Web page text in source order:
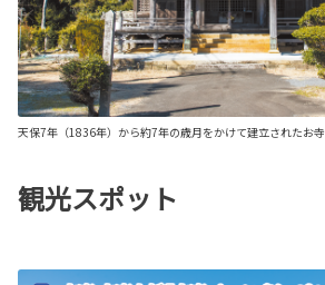
天保7年（1836年）から約7年の歳月をかけて建立されたお寺
観光スポット